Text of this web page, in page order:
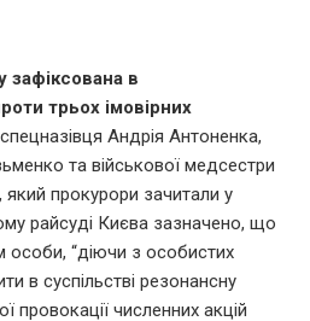
зафіксована в
трьох імовірних
Андрія Антоненка,
та військової медсестри
прокурори зачитали у
райсуді Києва зазначено, що
особи, “діючи з особистих
в суспільстві резонансну
численних акцій